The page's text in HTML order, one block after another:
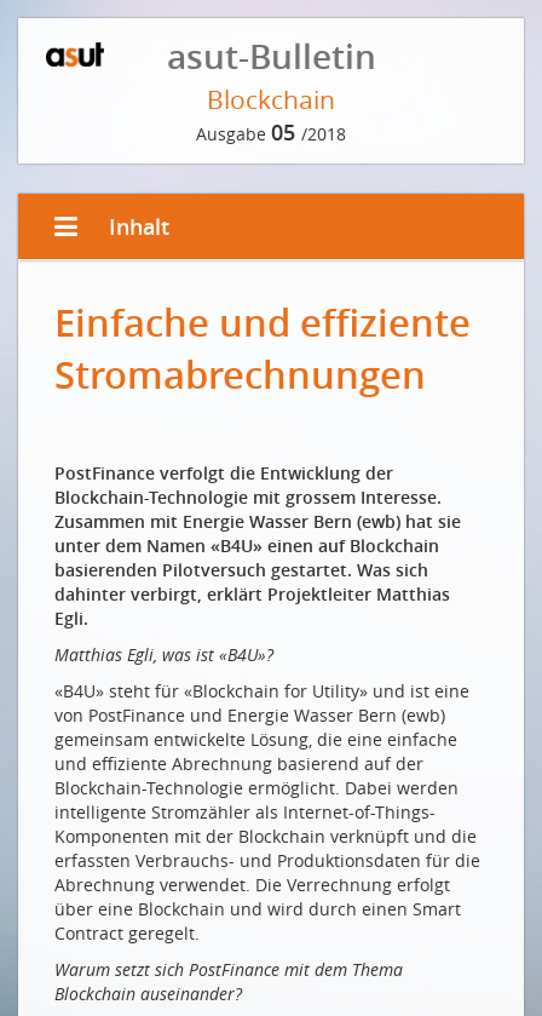
asut-Bulletin
Blockchain
Ausgabe 05 /2018
Inhalt
Die Blockchain institutionalisiert sich und bügelt ihre
Schwächen aus
La blockchain s’institutionnalise et traque ses
Zeit zu reifen
INTERVIEW
Viel mehr als eine Hacker-Technologie
Plus qu’un rêve de hackers
DIE GRUNDLAGEN
Herausforderungen einer boomenden Technologie
Les défis d’une technologie en plein essor
Acht Missverständnisse über die Blockchain
Blockchain-Glossar
DIE ANWENDUNGEN
Von A wie Automatisierung bis Z wie
Zahlungsprozesse
Solarstrom in Echtzeit vom Nachbarn kaufen
Einfache und effiziente Stromabrechnungen
Einfache und effiziente
Stromabrechnungen
PostFinance verfolgt die Entwicklung der
Blockchain-Technologie mit grossem Interesse.
Zusammen mit Energie Wasser Bern (ewb) hat sie
unter dem Namen «B4U» einen auf Blockchain
basierenden Pilotversuch gestartet. Was sich
dahinter verbirgt, erklärt Projektleiter Matthias
Egli.
Matthias Egli, was ist «B4U»?
«B4U» steht für «Blockchain for Utility» und ist eine
von PostFinance und Energie Wasser Bern (ewb)
gemeinsam entwickelte Lösung, die eine einfache
und effiziente Abrechnung basierend auf der
Blockchain-Technologie ermöglicht. Dabei werden
intelligente Stromzähler als Internet-of-Things-
Komponenten mit der Blockchain verknüpft und die
erfassten Verbrauchs- und Produktionsdaten für die
Abrechnung verwendet. Die Verrechnung erfolgt
über eine Blockchain und wird durch einen Smart
Contract geregelt.
Warum setzt sich PostFinance mit dem Thema
Blockchain auseinander?